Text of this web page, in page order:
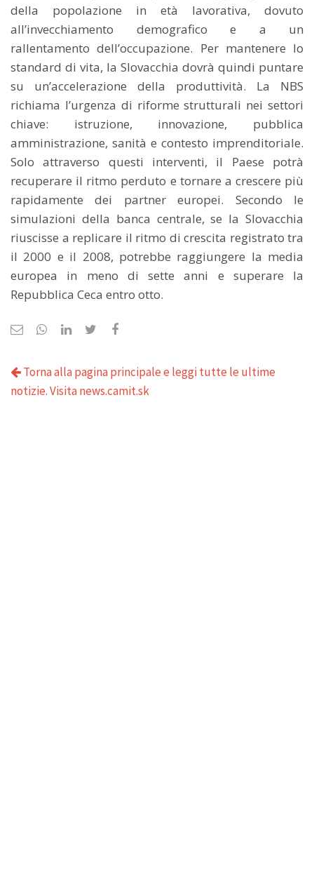
della popolazione in età lavorativa, dovuto
all’invecchiamento demografico e a un
rallentamento dell’occupazione. Per mantenere lo
standard di vita, la Slovacchia dovrà quindi puntare
su un’accelerazione della produttività. La NBS
richiama l’urgenza di riforme strutturali nei settori
chiave: istruzione, innovazione, pubblica
amministrazione, sanità e contesto imprenditoriale.
Solo attraverso questi interventi, il Paese potrà
recuperare il ritmo perduto e tornare a crescere più
rapidamente dei partner europei. Secondo le
simulazioni della banca centrale, se la Slovacchia
riuscisse a replicare il ritmo di crescita registrato tra
il 2000 e il 2008, potrebbe raggiungere la media
europea in meno di sette anni e superare la
Repubblica Ceca entro otto.
Torna alla pagina principale e leggi tutte le ultime
notizie. Visita news.camit.sk